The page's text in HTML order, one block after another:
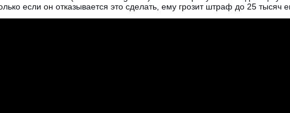
если он отказывается это сделать, ему грозит штраф до 25 тысяч